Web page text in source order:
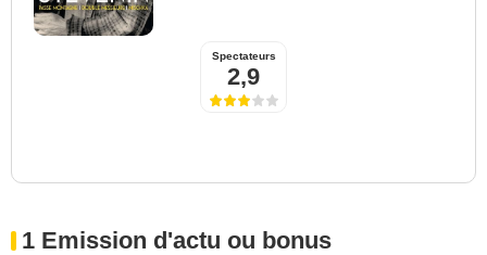
Spectateurs
2,9
1 Emission d'actu ou bonus